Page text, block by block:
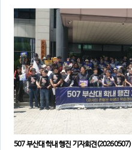
507 부산대 학내 행진 기자회견(20260507)